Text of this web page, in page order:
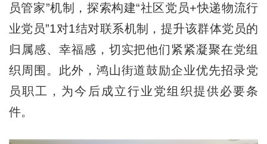
员管家”机制，探索构建“社区党员+快递物流行
业党员”1对1结对联系机制，提升该群体党员的
归属感、幸福感，切实把他们紧紧凝聚在党组
织周围。此外，鸿山街道鼓励企业优先招录党
员职工，为今后成立行业党组织提供必要条
件。